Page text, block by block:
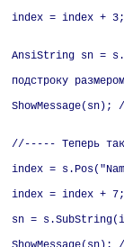
index = index + 3;
AnsiString sn =
подстроку
//----- Теперь
index =
index = index + 7;
sn =